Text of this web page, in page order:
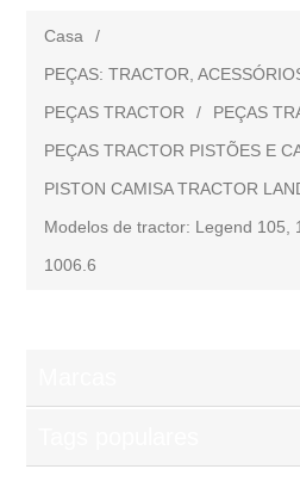
Casa
/
PEÇAS: TRACTOR,
PEÇAS TRACTOR
/ PEÇAS
PEÇAS TRACTOR PISTÕES E
PISTON CAMISA TRACTOR
Modelos de tractor: Legend 105,
1006.6